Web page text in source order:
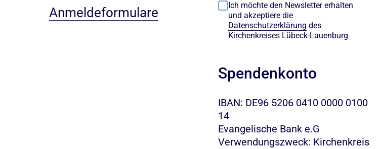
Anmeldeformulare
Ich möchte den Newsletter erhalten
und akzeptiere die
Datenschutzerklärung des
Kirchenkreises Lübeck-Lauenburg
Spendenkonto
IBAN: DE96 5206 0410 0000 0100
14
Evangelische Bank e.G
Verwendungszweck: Kirchenkreis